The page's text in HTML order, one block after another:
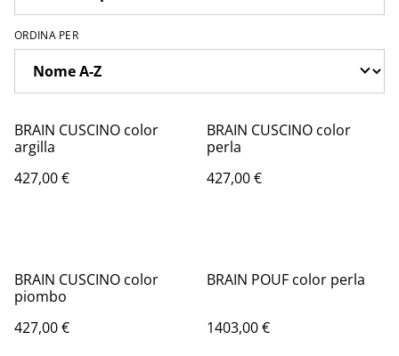
ORDINA PER
BRAIN CUSCINO color
argilla
427,00 €
BRAIN CUSCINO color
perla
427,00 €
BRAIN CUSCINO color
piombo
427,00 €
BRAIN POUF color perla
1403,00 €